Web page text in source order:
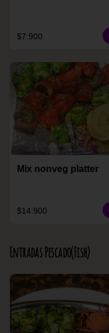
$7.900
Mix nonveg platter
$14.900
Entradas Pescado(Fish)